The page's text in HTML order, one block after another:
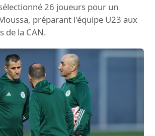
26 joueurs pour un
préparant l'équipe U23 aux
de la CAN.